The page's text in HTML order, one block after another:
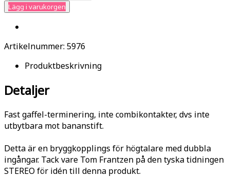
Lägg i varukorgen
Artikelnummer: 5976
Produktbeskrivning
Detaljer
Fast gaffel-terminering, inte combikontakter, dvs inte
utbytbara mot bananstift.
Detta är en bryggkopplings för högtalare med dubbla
ingångar. Tack vare Tom Frantzen på den tyska tidningen
STEREO för idén till denna produkt.